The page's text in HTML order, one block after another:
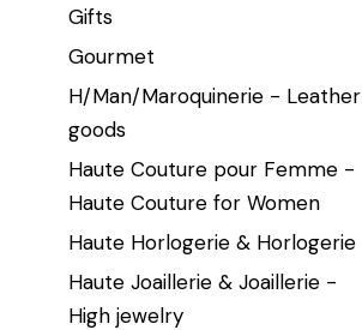
Gifts
Gourmet
H/Man/Maroquinerie - Leather
goods
Haute Couture pour Femme -
Haute Couture for Women
Haute Horlogerie & Horlogerie
Haute Joaillerie & Joaillerie -
High jewelry